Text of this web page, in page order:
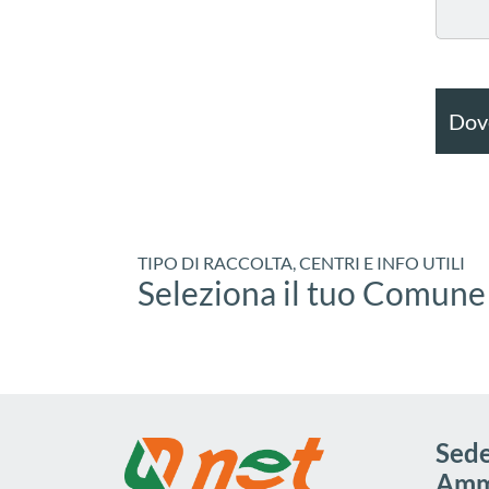
TIPO DI RACCOLTA, CENTRI E INFO UTILI
Seleziona il tuo Comune